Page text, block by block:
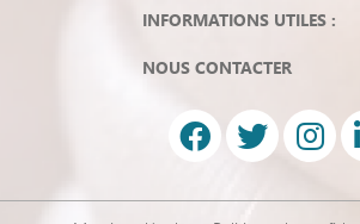
INFORMATIONS UTILES :
NOUS CONTACTER